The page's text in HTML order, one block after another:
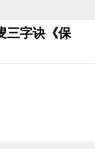
三字诀《保